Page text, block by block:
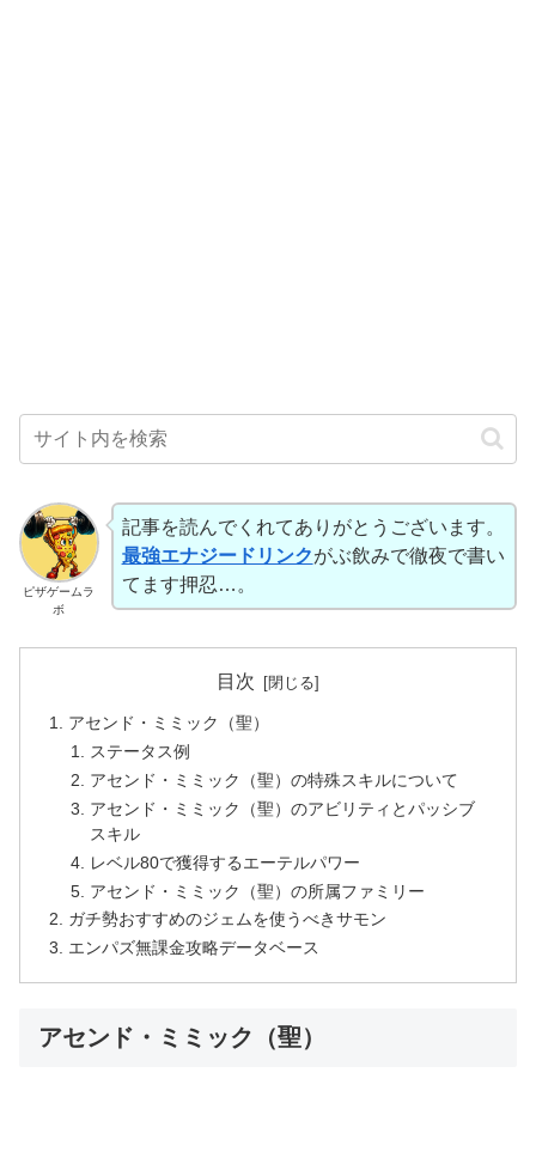
ピザゲームラ
ボ
記事を読んでくれてありがとうございます。
最強エナジードリンクがぶ飲みで徹夜で書い
てます押忍…。
目次
アセンド・ミミック（聖）
ステータス例
アセンド・ミミック（聖）の特殊スキルについて
アセンド・ミミック（聖）のアビリティとパッシブ
スキル
レベル80で獲得するエーテルパワー
アセンド・ミミック（聖）の所属ファミリー
ガチ勢おすすめのジェムを使うべきサモン
エンパズ無課金攻略データベース
アセンド・ミミック（聖）